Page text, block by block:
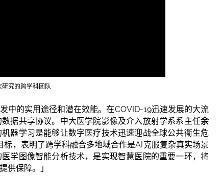
究的跨学科团队
中的实用途径和潜在效能。在COVID-19迅速发展的大流
据共享协议。中大医学院影像及介入放射学系系主任余
器学习是能够让数字医疗技术迅速迎战全球公共衞生危
，表明了跨学科融合多地域合作是AI克服复杂真实场景
学图像智能分析技术，是实现智慧医院的重要一环，将
供保障。」